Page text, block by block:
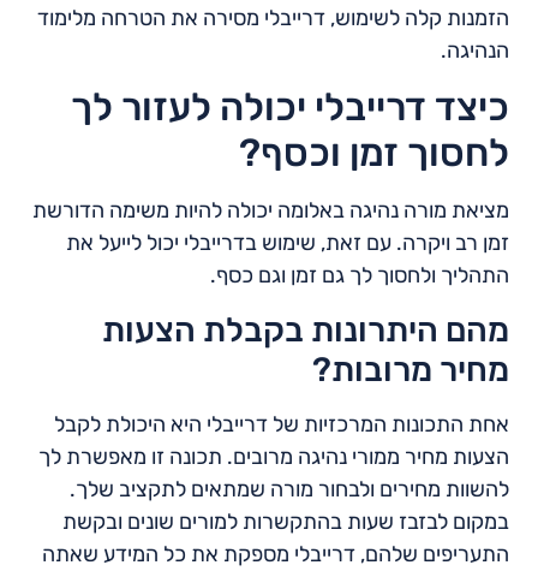
הזמנות קלה לשימוש, דרייבלי מסירה את הטרחה מלימוד
הנהיגה.
כיצד דרייבלי יכולה לעזור לך
לחסוך זמן וכסף?
מציאת מורה נהיגה באלומה יכולה להיות משימה הדורשת
זמן רב ויקרה. עם זאת, שימוש בדרייבלי יכול לייעל את
התהליך ולחסוך לך גם זמן וגם כסף.
מהם היתרונות בקבלת הצעות
מחיר מרובות?
אחת התכונות המרכזיות של דרייבלי היא היכולת לקבל
הצעות מחיר ממורי נהיגה מרובים. תכונה זו מאפשרת לך
להשוות מחירים ולבחור מורה שמתאים לתקציב שלך.
במקום לבזבז שעות בהתקשרות למורים שונים ובקשת
התעריפים שלהם, דרייבלי מספקת את כל המידע שאתה